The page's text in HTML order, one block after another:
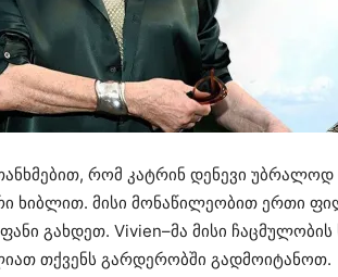
რომ კატრინ დენევი
ხიბლით. მისი მონაწილეობით ერთი
გახდეთ. Vivien–მა მისი
თქვენს გარდერობში გადმოიტანოთ.